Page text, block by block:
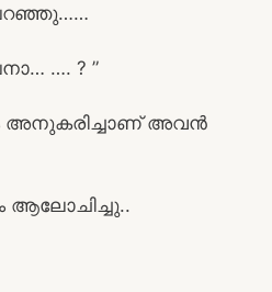
…. ? ”
അനുകരിച്ചാണ് അവൻ
ആലോചിച്ചു..